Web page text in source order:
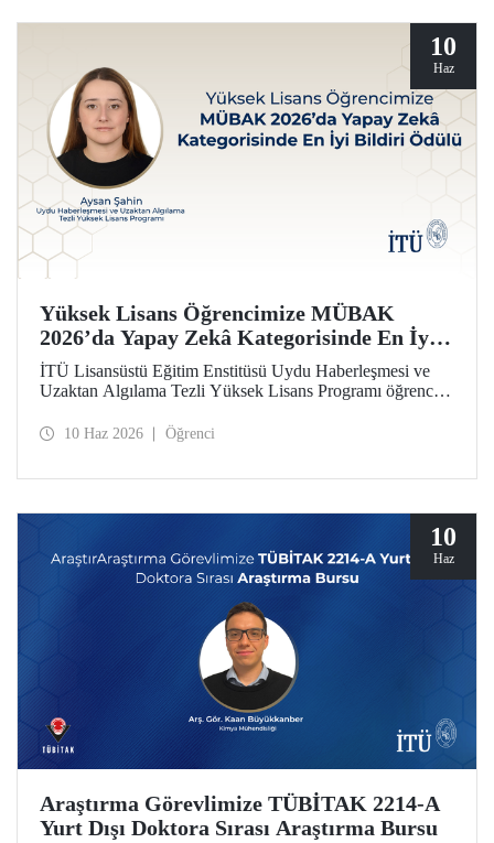
10
Haz
Yüksek Lisans Öğrencimize MÜBAK
2026’da Yapay Zekâ Kategorisinde En İyi
Bildiri Ödülü
İTÜ Lisansüstü Eğitim Enstitüsü Uydu Haberleşmesi ve
Uzaktan Algılama Tezli Yüksek Lisans Programı öğrencisi
Bilimleri ve Araştırmaları Öğrenci Kongresi’nde (MÜBAK
10 Haz 2026 Öğrenci
10
Haz
Araştırma Görevlimize TÜBİTAK 2214-A
Yurt Dışı Doktora Sırası Araştırma Bursu